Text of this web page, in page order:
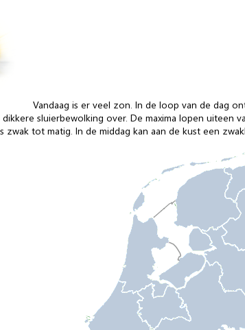
Vandaag is er veel zon. In de loop van de dag
sluierbewolking over. De maxima lopen uiteen
tot matig. In de middag kan aan de kust een